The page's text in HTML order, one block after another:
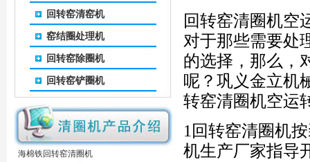
回转窑清窑机
窑结圈处理机
回转窑除圈机
回转窑铲圈机
海棉铁回转窑清圈机
回转窑清圈机空
对于那些需要处
的选择，那么，
呢？巩义金立机
转窑清圈机空运
1回转窑清圈机
机生产厂家指导